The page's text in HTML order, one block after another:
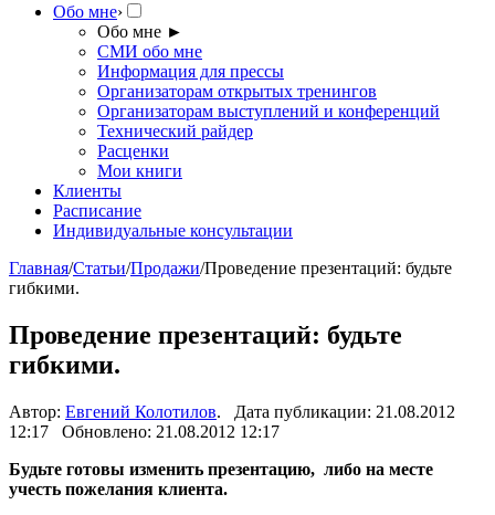
Обо мне›
Обо мне ►
СМИ обо мне
Информация для прессы
Организаторам открытых тренингов
Организаторам выступлений и конференций
Технический райдер
Расценки
Мои книги
Клиенты
Расписание
Индивидуальные консультации
Главная/Статьи/Продажи/Проведение презентаций: будьте
гибкими.
Проведение презентаций: будьте
гибкими.
Автор: Евгений Колотилов. Дата публикации: 21.08.2012
12:17 Обновлено: 21.08.2012 12:17
Будьте готовы изменить презентацию, либо на месте
учесть пожелания клиента.